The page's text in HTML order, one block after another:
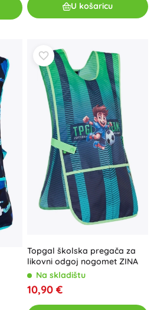
U košaricu
Topgal školska pregača za
likovni odgoj nogomet ZINA
Na skladištu
10,90 €